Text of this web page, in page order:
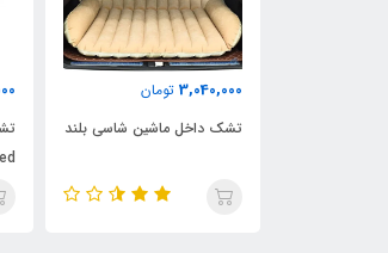
2,350,000 تومان
تشک بادی داخل ماشین